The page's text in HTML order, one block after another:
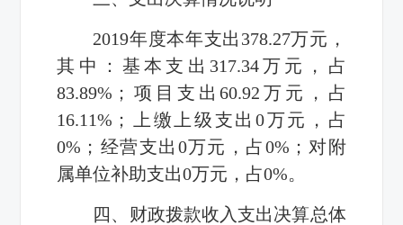
2019年度本年支出 378.27万元，
其中：基本支出 317.34万元，占
83.89% ；项目支出60.92 万元，占
16.11% ；上缴上级支出 0万元，占
0% ；经营支出 0万元，占0% ；对附
属单位补助支出0万元，占0%。
四、财政拨款收入支出决算总体